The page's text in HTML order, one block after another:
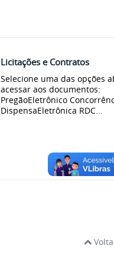
Licitações e Contratos
Selecione uma das opções
acessar aos documentos:
PregãoEletrônico
DispensaEletrônica RDC...